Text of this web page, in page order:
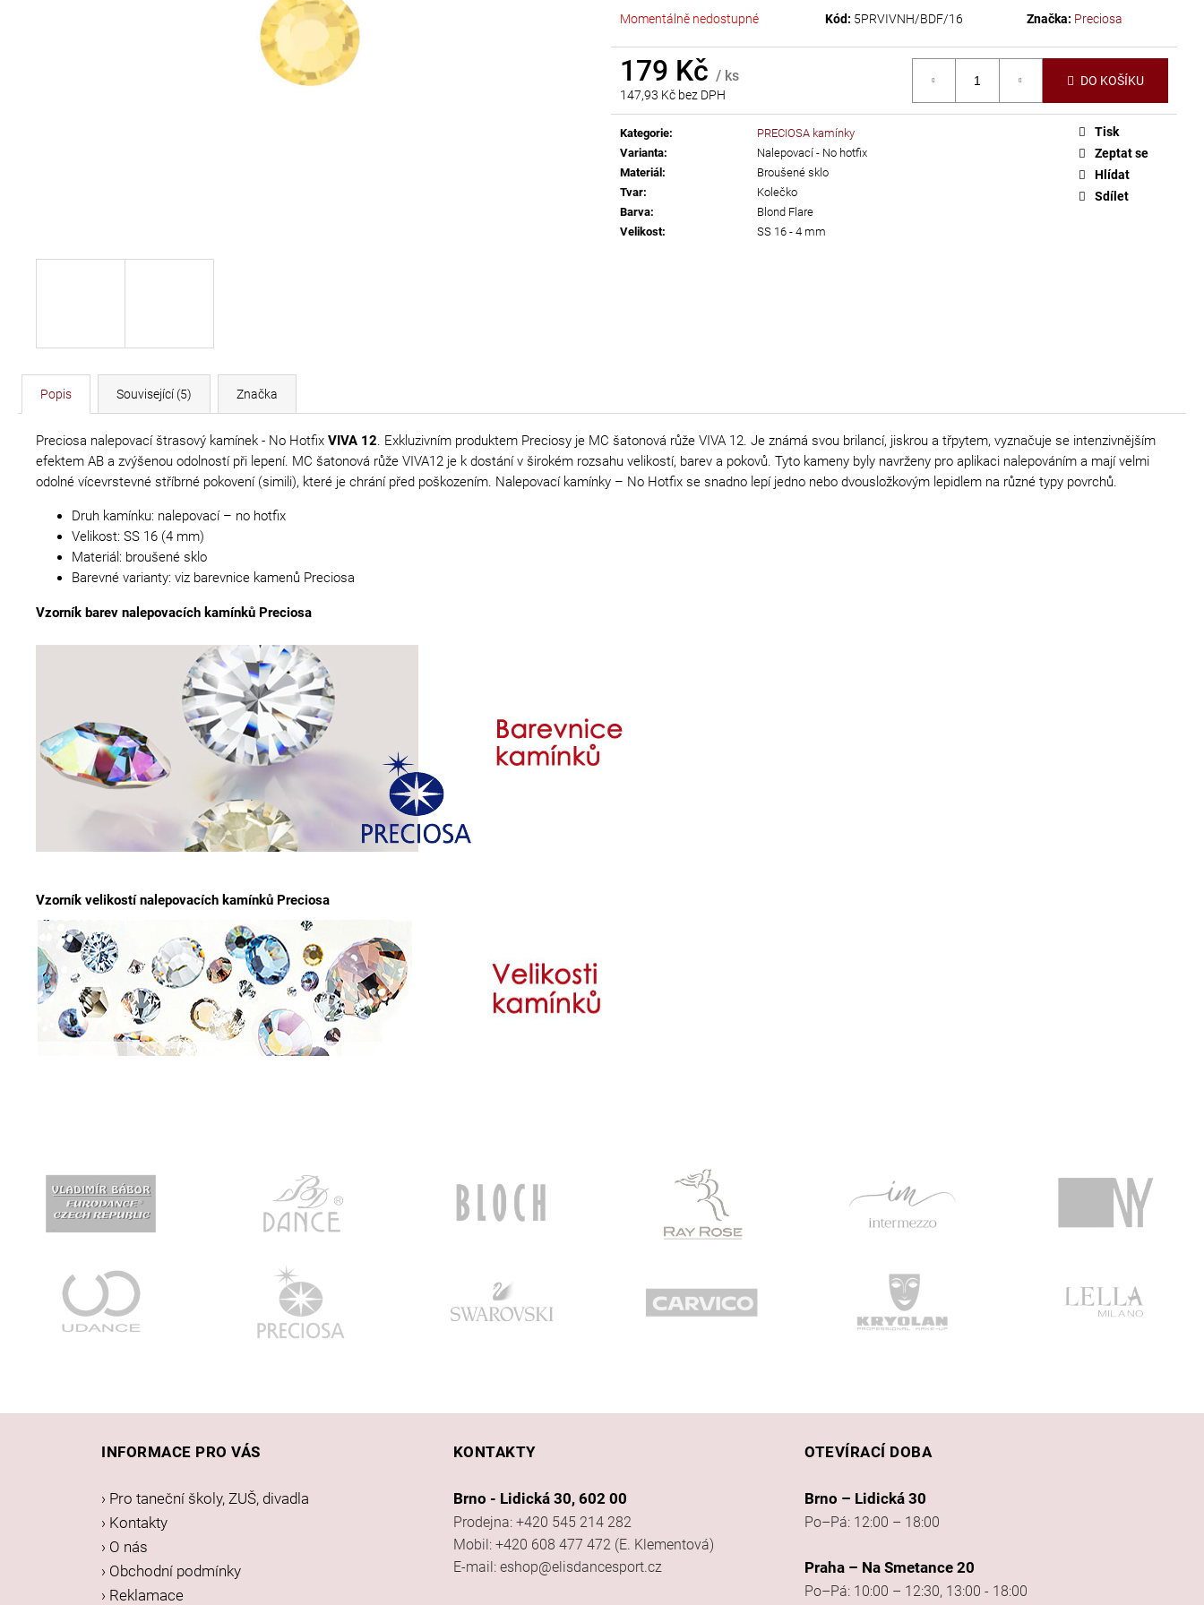
Momentálně nedostupné Kód: 5PRVIVNH/BDF/16 Značka: Preciosa
179 Kč / ks
147,93 Kč bez DPH
Měrná
cena:
DO KOŠÍKU
Kategorie:
PRECIOSA kamínky
Varianta:
Nalepovací - No hotfix
Materiál:
Broušené sklo
Tvar:
Kolečko
Barva:
Blond Flare
Velikost: SS 16 - 4 mm
Tisk
Zeptat se
Hlídat
Sdílet
Popis Související (5) Značka
Preciosa nalepovací štrasový kamínek - No Hotfix VIVA 12. Exkluzivním produktem Preciosy je MC šatonová růže VIVA 12. Je známá svou brilancí, jiskrou a třpytem, vyznačuje se intenzivnějším
efektem AB a zvýšenou odolností při lepení. MC šatonová růže VIVA12 je k dostání v širokém rozsahu velikostí, barev a pokovů. Tyto kameny byly navrženy pro aplikaci nalepováním a mají velmi
odolné vícevrstevné stříbrné pokovení (simili), které je chrání před poškozením. Nalepovací kamínky – No Hotfix se snadno lepí jedno nebo dvousložkovým lepidlem na různé typy povrchů.
Druh kamínku: nalepovací – no hotfix
Velikost: SS 16 (4 mm)
Materiál: broušené sklo
Barevné varianty: viz barevnice kamenů Preciosa
Vzorník barev nalepovacích kamínků Preciosa
Vzorník velikostí nalepovacích kamínků Preciosa
55 Kč
INFORMACE PRO VÁS
› Pro taneční školy, ZUŠ, divadla
› Kontakty
› O nás
› Obchodní podmínky
› Reklamace
KONTAKTY
Brno - Lidická 30, 602 00
Prodejna: +420 545 214 282
Mobil: +420 608 477 472 (E. Klementová)
E-mail: eshop@elisdancesport.cz
OTEVÍRACÍ DOBA
Brno – Lidická 30
Po–Pá: 12:00 – 18:00
Praha – Na Smetance 20
Po–Pá: 10:00 – 12:30, 13:00 - 18:00